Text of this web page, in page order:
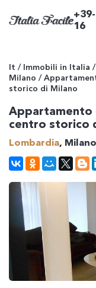
16
It / Immobili in Italia /
Milano /
storico di Milano
Appartamento
centro storico
Lombardia, Milano